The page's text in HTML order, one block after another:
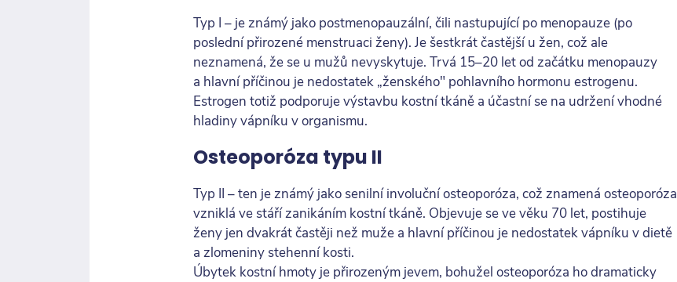
Typ I – je známý jako postmenopauzální, čili nastupující po menopauze (po
poslední přirozené menstruaci ženy). Je šestkrát častější u žen, což ale
neznamená, že se u mužů nevyskytuje. Trvá 15–20 let od začátku menopauzy
a hlavní příčinou je nedostatek „ženského" pohlavního hormonu estrogenu.
Estrogen totiž podporuje výstavbu kostní tkáně a účastní se na udržení vhodné
hladiny vápníku v organismu.
Osteoporóza typu II
Typ II – ten je známý jako senilní involuční osteoporóza, což znamená osteoporóza
vzniklá ve stáří zanikáním kostní tkáně. Objevuje se ve věku 70 let, postihuje
ženy jen dvakrát častěji než muže a hlavní příčinou je nedostatek vápníku v dietě
a zlomeniny stehenní kosti.
Úbytek kostní hmoty je přirozeným jevem, bohužel osteoporóza ho dramaticky